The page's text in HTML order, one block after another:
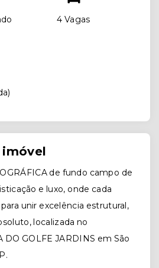
4 Vagas
)
imóvel
de fundo campo de
e luxo, onde cada
unir excelência estrutural,
localizada no
GOLFE JARDINS em São